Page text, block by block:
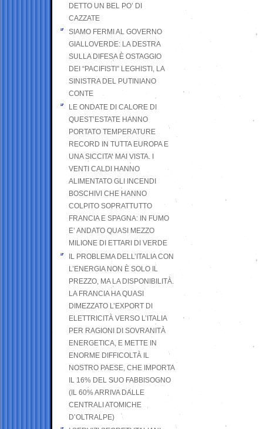
DETTO UN BEL PO’ DI
CAZZATE
SIAMO FERMI AL GOVERNO
GIALLOVERDE: LA DESTRA
SULLA DIFESA È OSTAGGIO
DEI “PACIFISTI” LEGHISTI, LA
SINISTRA DEL PUTINIANO
CONTE
LE ONDATE DI CALORE DI
QUEST’ESTATE HANNO
PORTATO TEMPERATURE
RECORD IN TUTTA EUROPA E
UNA SICCITA’ MAI VISTA. I
VENTI CALDI HANNO
ALIMENTATO GLI INCENDI
BOSCHIVI CHE HANNO
COLPITO SOPRATTUTTO
FRANCIA E SPAGNA: IN FUMO
E’ ANDATO QUASI MEZZO
MILIONE DI ETTARI DI VERDE
IL PROBLEMA DELL’ITALIA CON
L’ENERGIA NON È SOLO IL
PREZZO, MA LA DISPONIBILITÀ.
LA FRANCIA HA QUASI
DIMEZZATO L’EXPORT DI
ELETTRICITÀ VERSO L’ITALIA
PER RAGIONI DI SOVRANITÀ
ENERGETICA, E METTE IN
ENORME DIFFICOLTÀ IL
NOSTRO PAESE, CHE IMPORTA
IL 16% DEL SUO FABBISOGNO
(IL 60% ARRIVA DALLE
CENTRALI ATOMICHE
D’OLTRALPE)